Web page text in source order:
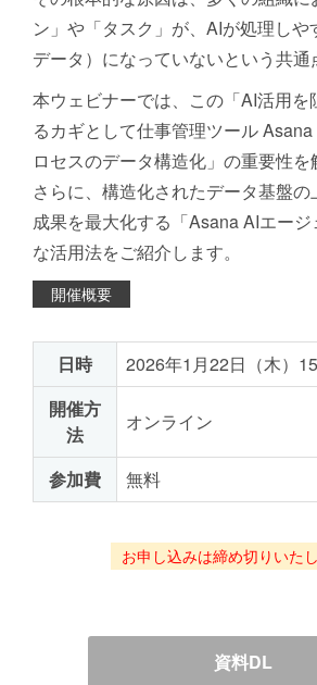
ン」や「タスク」が、AIが処理し
データ）になっていないという共通
本ウェビナーでは、この「AI活用を
るカギとして仕事管理ツール
ロセスのデータ構造化」の重要性を
さらに、構造化されたデータ基盤
成果を最大化する「Asana AIエー
な活用法をご紹介します。
開催概要
日時
2026年1月22日（木）
開催方
法
オンライン
参加費 無料
お申し込みは締め切りいた
資料DL